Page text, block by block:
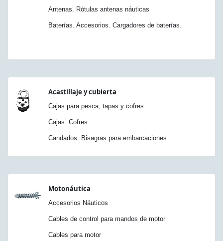
Antenas. Rótulas antenas náuticas
Baterías. Accesorios. Cargadores de baterías.
Acastillaje y cubierta
Cajas para pesca, tapas y cofres
Cajas. Cofres.
Candados. Bisagras para embarcaciones
Motonáutica
Accesorios Náuticos
Cables de control para mandos de motor
Cables para motor